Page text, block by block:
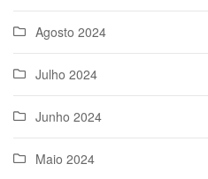
Agosto 2024
Julho 2024
Junho 2024
Maio 2024